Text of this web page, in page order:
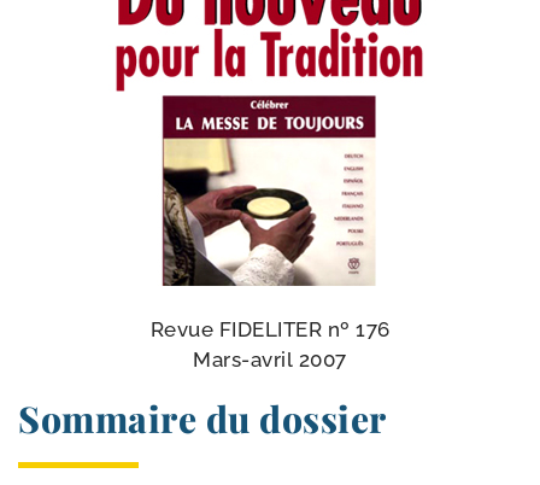
Revue FIDELITER nº 176
Mars-​avril 2007
Sommaire du dossier